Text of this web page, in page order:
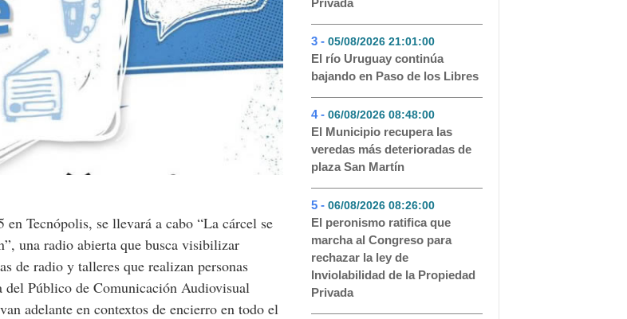
Tecnópolis, se llevará a cabo “La cárcel se
una radio abierta que busca visibilizar
de radio y talleres que realizan personas
Público de Comunicación Audiovisual
adelante en contextos de encierro en todo el
Privada
3 - 05/08/2026 21:01:00- 150
El río Uruguay continúa
bajando en Paso de los Libres
4 - 06/08/2026 08:48:00- 125
El Municipio recupera las
veredas más deterioradas de
plaza San Martín
5 - 06/08/2026 08:26:00- 79
El peronismo ratifica que
marcha al Congreso para
rechazar la ley de
Inviolabilidad de la Propiedad
Privada